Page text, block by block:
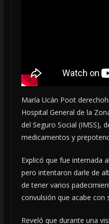
María Ucán Poot
Hospital General de la
del Seguro Social (IMSS),
medicamentos y
Explicó que fue internada
pero intentaron darle de
de tener varios
convulsión que acabe con
Reveló que durante una